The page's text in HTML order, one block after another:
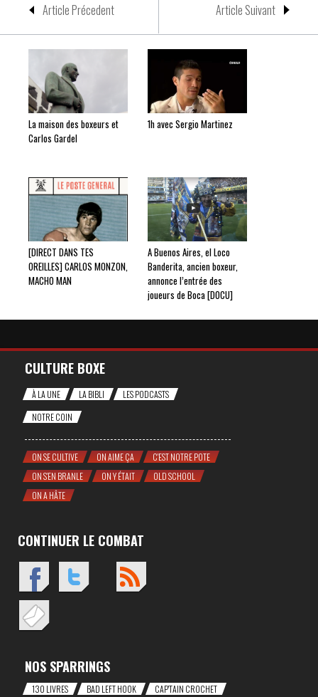
Article Précedent Article Suivant
La maison des boxeurs et
Carlos Gardel
1h avec Sergio Martinez
[DIRECT DANS TES
OREILLES] CARLOS MONZON,
MACHO MAN
A Buenos Aires, el Loco
Banderita, ancien boxeur,
annonce l’entrée des
joueurs de Boca [DOCU]
CULTURE BOXE
À LA UNE LA BIBLI
LES PODCASTS
NOTRE COIN
ON SE CULTIVE ON AIME ÇA
C'EST NOTRE POTE
ON S'EN BRANLE
ON Y ÉTAIT
OLD SCHOOL
ON A HÂTE
CONTINUER LE COMBAT
NOS SPARRINGS
130 LIVRES BAD LEFT HOOK CAP'TAIN CROCHET